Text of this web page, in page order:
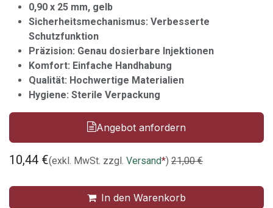
0,90 x 25 mm, gelb
Sicherheitsmechanismus: Verbesserte
Schutzfunktion
Präzision: Genau dosierbare Injektionen
Komfort: Einfache Handhabung
Qualität: Hochwertige Materialien
Hygiene: Sterile Verpackung
Angebot anfordern
10,44 €(exkl. MwSt. zzgl. Versand*) 21,00€
In den Warenkorb